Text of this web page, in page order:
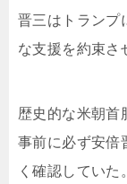
晋三はトランプ
な支援を約束さ
歴史的な米朝首
事前に必ず安倍
く確認してい